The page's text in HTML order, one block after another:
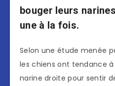
bouger leurs
une à la fois.
Selon une étude menée
les chiens ont tendance à
narine droite pour sentir